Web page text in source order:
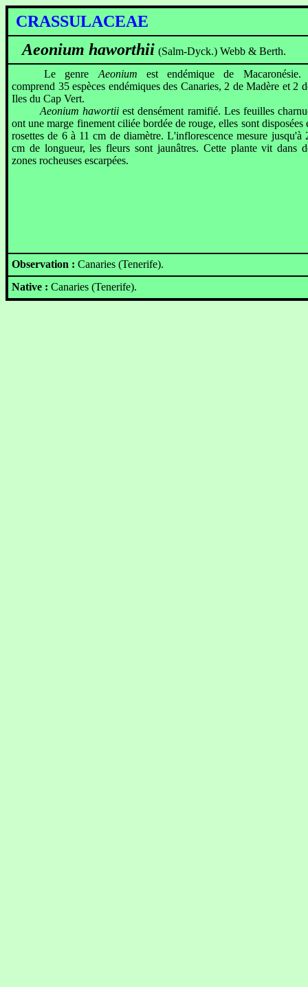
CRASSULACEAE
Aeonium haworthii (Salm-Dyck.) Webb & Berth.
Le genre Aeonium est endémique de
comprend 35 espèces endémiques des Canaries, 2 de Madère et 2
Iles du Cap Vert.
Aeonium hawortii est densément ramifié. Les feuilles
ont une marge finement ciliée bordée de rouge, elles sont disposées
rosettes de 6 à 11 cm de diamètre. L'inflorescence mesure jusqu'à
cm de longueur, les fleurs sont jaunâtres. Cette plante vit dans
zones rocheuses escarpées.
Observation : Canaries (Tenerife).
Native : Canaries (Tenerife).